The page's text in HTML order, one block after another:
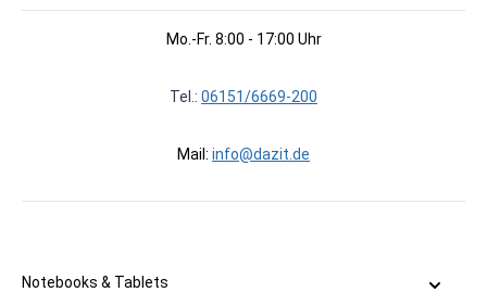
Mo.-Fr. 8:00 - 17:00 Uhr
Tel.: 06151/6669-200
Mail: info@dazit.de
Notebooks & Tablets